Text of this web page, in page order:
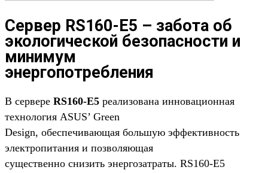
Сервер RS160-E5 – забота об
экологической безопасности и
минимум
энергопотребления
В сервере RS160-E5 реализована инновационная
технология ASUS’ Green
Design, обеспечивающая большую эффективность
электропитания и позволяющая
существенно снизить энергозатраты. RS160-E5